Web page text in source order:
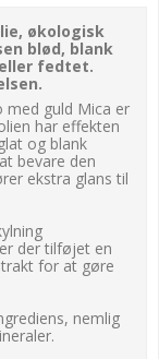
økologisk
blød, blank
fedtet.
med guld Mica er
har effekten
og blank
bevare den
ekstra glans til
der tilføjet en
for at gøre
nemlig